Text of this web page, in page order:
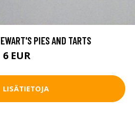
PIES AND TARTS
6 EUR
LISÄTIETOJA